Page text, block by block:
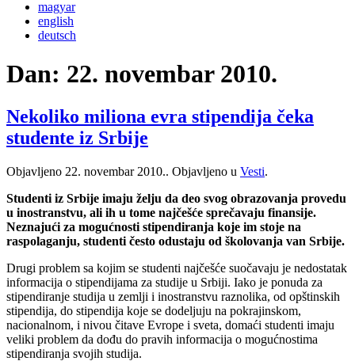
magyar
english
deutsch
Dan: 22. novembar 2010.
Nekoliko miliona evra stipendija čeka
studente iz Srbije
Objavljeno 22. novembar 2010.. Objavljeno u Vesti.
Studenti iz Srbije imaju želju da deo svog obrazovanja provedu
u inostranstvu, ali ih u tome najčešće sprečavaju finansije.
Neznajući za mogućnosti stipendiranja koje im stoje na
raspolaganju, studenti često odustaju od školovanja van Srbije.
Drugi problem sa kojim se studenti najčešće suočavaju je nedostatak
informacija o stipendijama za studije u Srbiji. Iako je ponuda za
stipendiranje studija u zemlji i inostranstvu raznolika, od opštinskih
stipendija, do stipendija koje se dodeljuju na pokrajinskom,
nacionalnom, i nivou čitave Evrope i sveta, domaći studenti imaju
veliki problem da dođu do pravih informacija o mogućnostima
stipendiranja svojih studija.